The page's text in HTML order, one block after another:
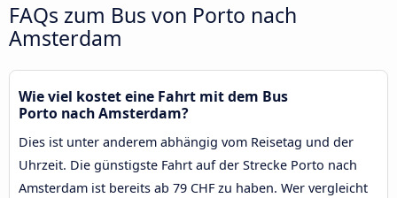
FAQs zum Bus von Porto nach
Amsterdam
Wie viel kostet eine Fahrt mit dem Bus
Porto nach Amsterdam?
Dies ist unter anderem abhängig vom Reisetag und der
Uhrzeit. Die günstigste Fahrt auf der Strecke Porto nach
Amsterdam ist bereits ab 79 CHF zu haben. Wer vergleicht